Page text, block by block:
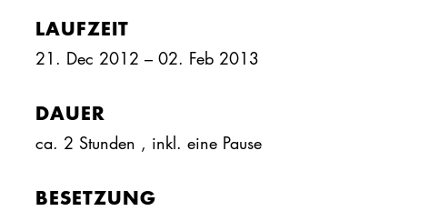
LAUFZEIT
21. Dec 2012 – 02. Feb 2013
DAUER
ca. 2 Stunden , inkl.eine Pause
BESETZUNG